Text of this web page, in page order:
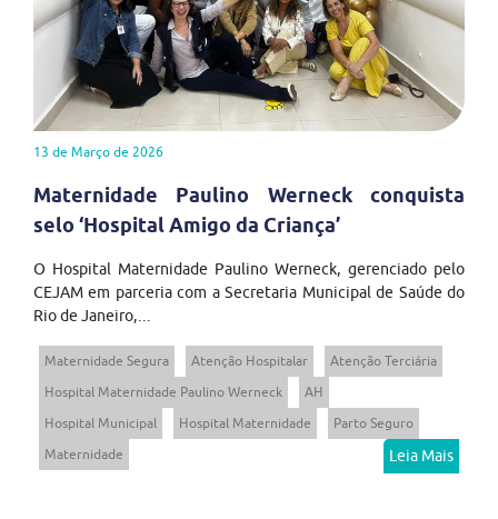
13 de Março de 2026
Maternidade Paulino Werneck conquista
selo ‘Hospital Amigo da Criança’
O Hospital Maternidade Paulino Werneck, gerenciado pelo
CEJAM em parceria com a Secretaria Municipal de Saúde do
Rio de Janeiro,...
Maternidade Segura Atenção Hospitalar
Atenção Terciária
Hospital Maternidade Paulino Werneck
AH
Hospital Municipal
Hospital Maternidade
Parto Seguro
Maternidade
Leia Mais